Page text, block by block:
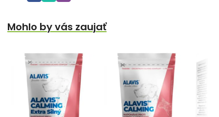
Mohlo by vás zaujať